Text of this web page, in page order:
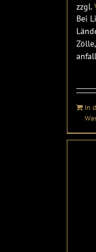
zzgl.
Bei
In